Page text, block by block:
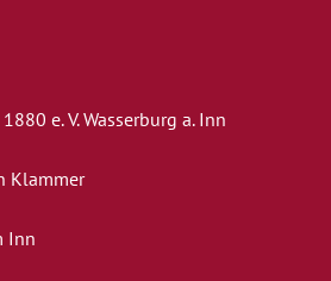
e. V. Wasserburg a. Inn
Klammer
Inn